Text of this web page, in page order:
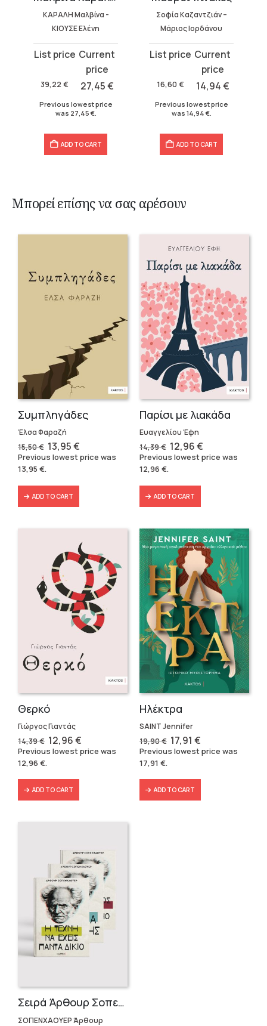
ΚΑΡΑΛΗ Μαλβίνα -
ΚΙΟΥΣΕ Ελένη
39,22 €
Original
was:
27,45€
Current
is:
Previous lowest price
was 27,45 €.
ADD TO CART
Σοφία Καζαντζιάν –
Μάριος Ιορδάνου
16,60 €
Original
was:
14,94€
Current
is:
Previous lowest price
was 14,94 €.
ADD TO CART
Μπορεί επίσης να σας αρέσουν
Συμπληγάδες
Έλσα Φαραζή
15,50€ Original
price
was:
13,95€Current
price
is:
Previous lowest price was
13,95 €.
ADD TO CART
Παρίσι με λιακάδα
Ευαγγελίου Έφη
14,39€ Original
price
was:
12,96€Current
price
is:
Previous lowest price was
12,96 €.
ADD TO CART
Θερκό
Γιώργος Γιαντάς
14,39€ Original
price
was:
12,96€Current
price
is:
Previous lowest price was
12,96 €.
ADD TO CART
Ηλέκτρα
SAINT Jennifer
19,90€ Original
price
was:
17,91 €Current
price
is:
Previous lowest price was
17,91 €.
ADD TO CART
Σειρά Άρθουρ Σοπενχάουερ (3 βιβλία)
ΣΟΠΕΝΧΑΟΥΕΡ Άρθουρ